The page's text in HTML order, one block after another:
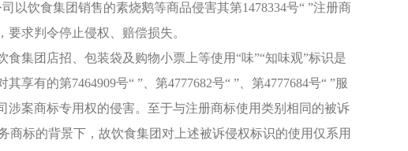
以饮食集团销售的素烧鹅等商品侵害其第1478334号“ ”注册商
求判令停止侵权、赔偿损失。
集团店招、包装袋及购物小票上等使用“味”“知味观”标识是
享有的第7464909号“ ”、第4777682号“ ”、第4777684号“ ”服
涉案商标专用权的侵害。至于与注册商标使用类别相同的被诉
商标的背景下，故饮食集团对上述被诉侵权标识的使用仅系用